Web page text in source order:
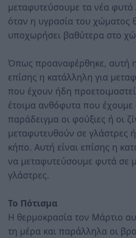
μεταφυτεύσουμε τα νέα φυτά
όταν η υγρασία του χώματος
υποχωρήσει βαθύτερα στο
Όπως προαναφέρθηκε, αυτή η
επίσης η κατάλληλη για
που έχουν ήδη
έτοιμα ανθόφυτα που έχουμε
παράδειγμα οι φούξιες ή οι
μεταφυτευθούν σε γλάστρες
κήπο. Αυτή είναι επίσης η
να μεταφυτεύσουμε φυτά σε
γλάστρες.
Το Πότισμα
Η θερμοκρασία τον Μάρτιο
τη μέρα και παράλληλα οι